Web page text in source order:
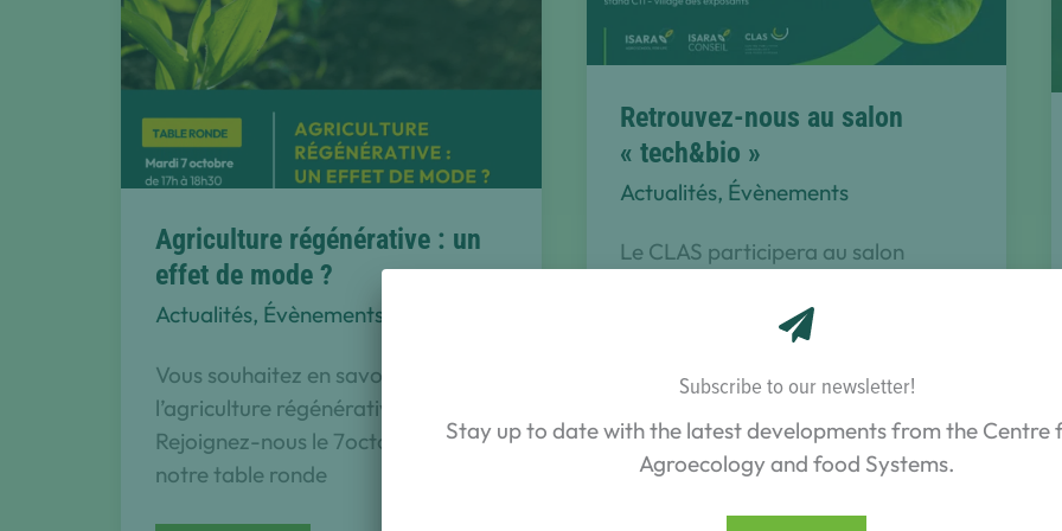
Subscribe to our newsletter!
Stay up to date with the latest developments from the Centre
Agroecology and food Systems.
29 des
sols?
Agriculture régénérative : un
effet de mode ?
Actualités, Évènements
Vous souhaitez en savoir plus sur
l’agriculture régénérative?
Rejoignez-nous le 7octobre lors de
notre table ronde
Retrouvez-nous au salon
« tech&bio »
Actualités, Évènements
Le CLAS participera au salon
25 septembre prochain
Retrouvez-
nous
au
salon
« tech&bio »
Lire la suite